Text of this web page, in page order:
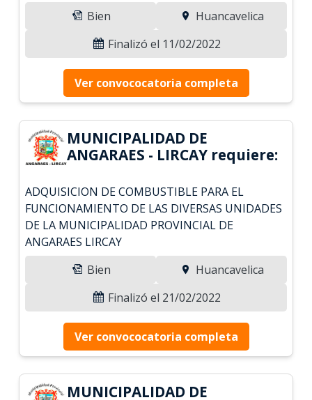
Bien
Huancavelica
Finalizó el 11/02/2022
Ver convococatoria completa
MUNICIPALIDAD DE
ANGARAES - LIRCAY requiere:
ADQUISICION DE COMBUSTIBLE PARA EL
FUNCIONAMIENTO DE LAS DIVERSAS UNIDADES
DE LA MUNICIPALIDAD PROVINCIAL DE
ANGARAES LIRCAY
Bien
Huancavelica
Finalizó el 21/02/2022
Ver convococatoria completa
MUNICIPALIDAD DE